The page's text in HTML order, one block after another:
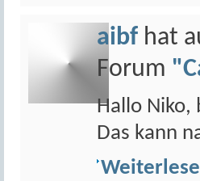
aibf hat
Forum
Hallo Niko,
Das kann